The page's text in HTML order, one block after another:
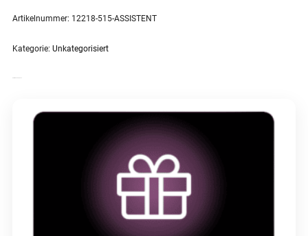
Artikelnummer: 12218-515-ASSISTENT
Kategorie: Unkategorisiert